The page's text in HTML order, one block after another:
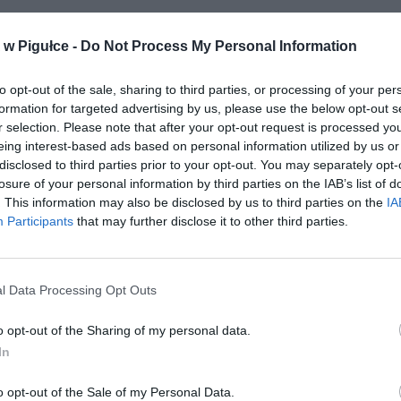
Pigułce - Do Not Process My Personal Information
opt-out of the sale, sharing to third parties, or processing of your
for targeted advertising by us, please use the below opt-out
selection. Please note that after your opt-out request is processed
interest-based ads based on personal information utilized by us
to third parties prior to your opt-out. You may separately
of your personal information by third parties on the IAB’s list of
This information may also be disclosed by us to third parties on the
Participants that may further disclose it to other third parties.
Data Processing Opt Outs
opt-out of the Sharing of my personal data.
opt-out of the Sale of my Personal Data.
petycji to:
centrum Warszawy) oraz zwiększenie jego częstotliwości.